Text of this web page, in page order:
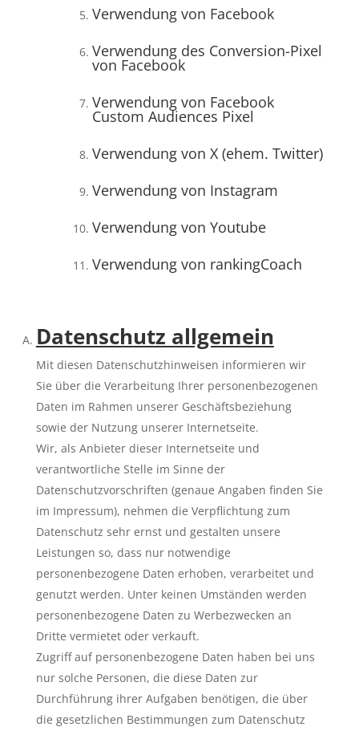
Verwendung von Facebook
Verwendung des Conversion-Pixel
von Facebook
Verwendung von Facebook
Custom Audiences Pixel
Verwendung von X (ehem. Twitter)
Verwendung von Instagram
Verwendung von Youtube
Verwendung von rankingCoach
Datenschutz allgemein
Mit diesen Datenschutzhinweisen informieren wir
Sie über die Verarbeitung Ihrer personenbezogenen
Daten im Rahmen unserer Geschäftsbeziehung
sowie der Nutzung unserer Internetseite.
Wir, als Anbieter dieser Internetseite und
verantwortliche Stelle im Sinne der
Datenschutzvorschriften (genaue Angaben finden Sie
im Impressum), nehmen die Verpflichtung zum
Datenschutz sehr ernst und gestalten unsere
Leistungen so, dass nur notwendige
personenbezogene Daten erhoben, verarbeitet und
genutzt werden. Unter keinen Umständen werden
personenbezogene Daten zu Werbezwecken an
Dritte vermietet oder verkauft.
Zugriff auf personenbezogene Daten haben bei uns
nur solche Personen, die diese Daten zur
Durchführung ihrer Aufgaben benötigen, die über
die gesetzlichen Bestimmungen zum Datenschutz